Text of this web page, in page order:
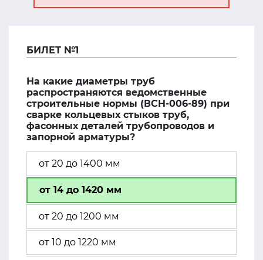
БИЛЕТ №1
На какие диаметры труб
распространяются ведомственные
строительные нормы (ВСН-006-89) при
сварке кольцевых стыков труб,
фасонных деталей трубопроводов и
запорной арматуры?
от 20 до 1400 мм
от 14 до 1420 мм
от 20 до 1200 мм
от 10 до 1220 мм